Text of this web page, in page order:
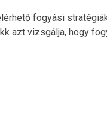
fogyási
azt vizsgálja, hogy